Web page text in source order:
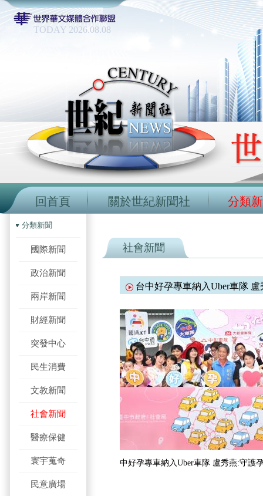
TODAY 2026.08.08
回首頁 關於世紀新聞社 分類
分類新聞
國際新聞
政治新聞
兩岸新聞
財經新聞
突發中心
民生消費
文教新聞
社會新聞
醫療保健
寰宇蒐奇
民意廣場
社會新聞
台中好孕專車納入Uber車隊
中好孕專車納入Uber車隊 盧秀燕:守護